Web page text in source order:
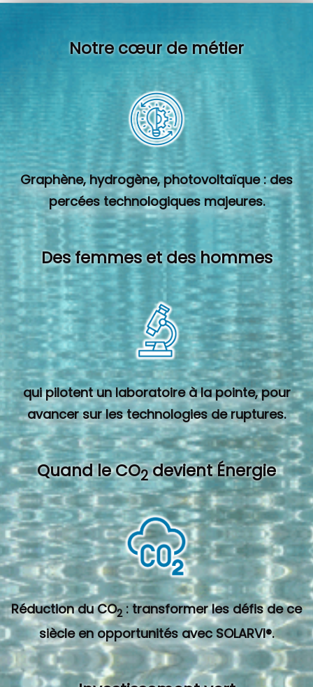
Notre cœur de métier
Graphène, hydrogène, photovoltaïque : des
percées technologiques majeures.
Des femmes et des hommes
qui pilotent un laboratoire à la pointe, pour
avancer sur les technologies de ruptures.
Quand le CO2devient Énergie
Réduction du CO2 : transformer les défis de ce
siècle en opportunités avec SOLARVI®.